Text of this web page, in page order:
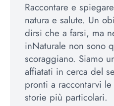
Raccontare e
natura e salute. Un
dirsi che a farsi, ma
inNaturale non sono
scoraggiano. Siamo
affiatati in cerca del
pronti a raccontarvi
storie più particolari.